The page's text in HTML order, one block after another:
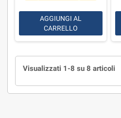
AGGIUNGI AL
CARRELLO
Visualizzati 1-8 su 8 articoli